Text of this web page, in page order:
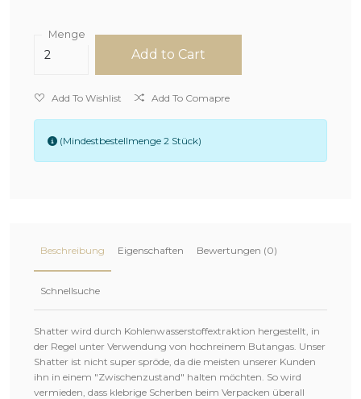
Menge
Add to Cart
Add To Wishlist Add To Comapre
(Mindestbestellmenge 2 Stück)
Beschreibung Eigenschaften Bewertungen (0)
Schnellsuche
Shatter wird durch Kohlenwasserstoffextraktion hergestellt, in
der Regel unter Verwendung von hochreinem Butangas. Unser
Shatter ist nicht super spröde, da die meisten unserer Kunden
ihn in einem "Zwischenzustand" halten möchten. So wird
vermieden, dass klebrige Scherben beim Verpacken überall